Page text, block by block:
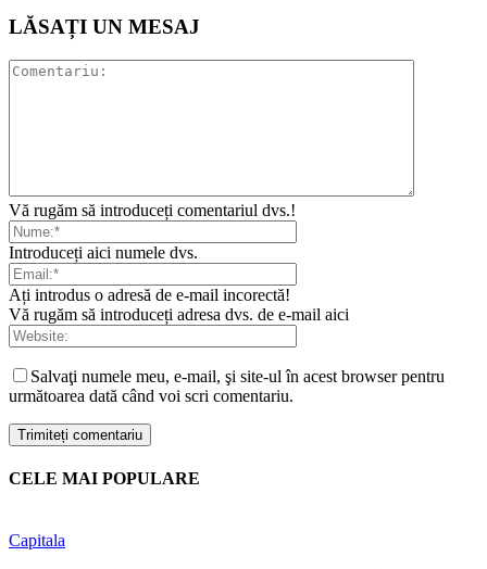
LĂSAȚI UN MESAJ
Vă rugăm să introduceți comentariul dvs.!
Introduceți aici numele dvs.
Ați introdus o adresă de e-mail incorectă!
Vă rugăm să introduceți adresa dvs. de e-mail aici
Salvaţi numele meu, e-mail, şi site-ul în acest browser pentru
următoarea dată când voi scri comentariu.
CELE MAI POPULARE
Capitala